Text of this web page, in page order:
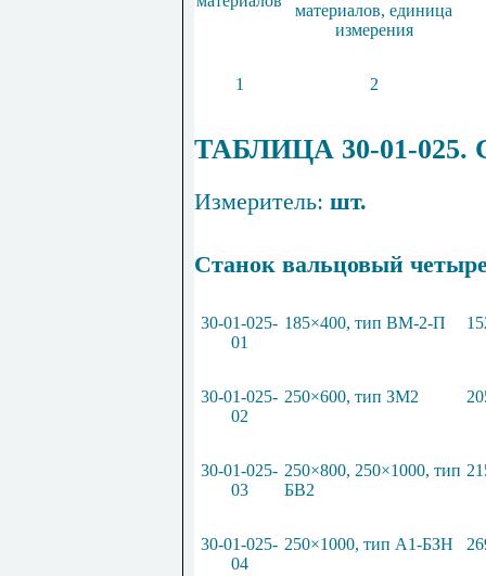
материалов, единица
измерения
1 2
ТАБЛИЦА 30-01-
Измеритель: шт.
Станок вальцовый четы
30-01-025-
01
185×400, тип ВМ-2-П
30-01-025-
02
250×600, тип ЗМ2
30-01-025-
03
250×800, 250×1000, тип
БВ2
30-01-025-
04
250×1000, тип А1-БЗН